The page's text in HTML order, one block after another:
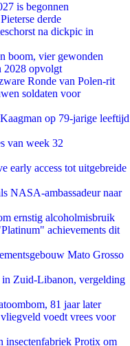
is begonnen
derde
na dickpic in
boom, vier gewonden
2028 opvolgt
Ronde van Polen-rit
soldaten voor
op 79-jarige leeftijd
van week 32
early access tot uitgebreide
NASA-ambassadeur naar
ernstig alcoholmisbruik
achievements dit
Mato Grosso
Zuid-Libanon, vergelding
81 jaar later
voedt vrees voor
insectenfabriek Protix om